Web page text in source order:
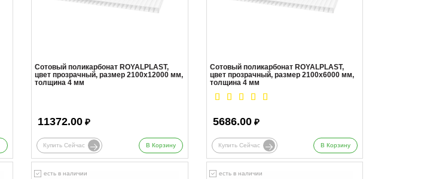
Сотовый поликарбонат ROYALPLAST,
цвет прозрачный, размер 2100x12000 мм,
толщина 4 мм
11372.00 ₽
Купить Сейчас В Корзину
Сотовый поликарбонат ROYALPLAST,
цвет прозрачный, размер 2100x6000 мм,
толщина 4 мм
5686.00₽
Купить Сейчас В Корзину
есть в наличии есть в наличии